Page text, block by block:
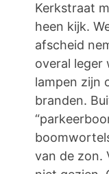
Kerkstraat
heen kijk.
afscheid
overal leger
lampen zijn
branden.
van de zon.